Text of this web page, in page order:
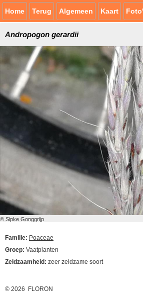
Home Terug Algemeen Kaart
Andropogon gerardii
© Sipke Gonggrijp
Familie: Poaceae
Groep: Vaatplanten
Zeldzaamheid: zeer zeldzame soort
© 2026 FLORON